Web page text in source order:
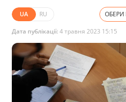
UA RU ОБЕРИ
Дата публікації:4 травня 2023 15:15